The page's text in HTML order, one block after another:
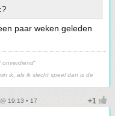
paar weken geleden
onverdiend"
ik, als ik slecht speel dan is de
19:13 • 17